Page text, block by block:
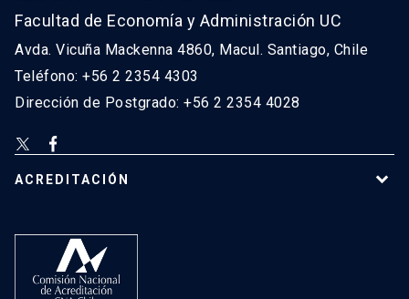
Facultad de Economía y Administración UC
Avda. Vicuña Mackenna 4860, Macul. Santiago, Chile
Teléfono: +56 2 2354 4303
Dirección de Postgrado: +56 2 2354 4028
ACREDITACIÓN